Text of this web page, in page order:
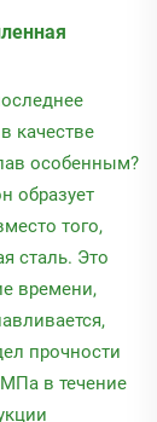
качестве
особенным?
образует
того,
сталь. Это
времени,
прочности
в течение